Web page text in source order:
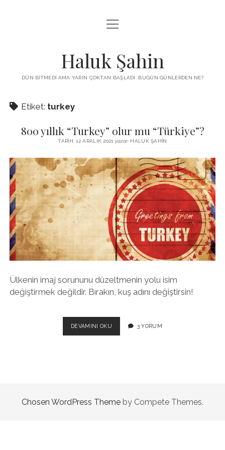
KUTUP YILDIZI
MENDIREK YAZILARI
İYI YAŞAM VE MUTLULUK ÜZERINE
GÜZEL MAVRELLA
BIZ KIMIZ?
MED 532 SPRING ‘25
YAZMADAN EDEMEDIM
HABERLER / NEWS
twitterfacebook
instagram
menüyü
aç
Haluk Şahin
DÜN BITMEDI AMA YARIN ÇOKTAN BAŞLADI. BUGÜN GÜNLERDEN NE?
Etiket: turkey
800 yıllık “Turkey” olur mu “Türkiye”?
TARIH: 12 ARALIK 2021 yazar: HALUK ŞAHIN
Ülkenin imaj sorununu düzeltmenin yolu isim
değiştirmek değildir. Bırakın, kuş adını değiştirsin!
DEVAMINI OKU800
YILLIK
3 YORUM
Chosen WordPress Theme by Compete Themes.